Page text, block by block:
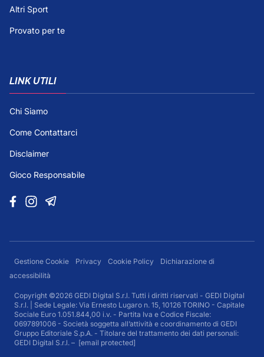
Altri Sport
Provato per te
LINK UTILI
Chi Siamo
Come Contattarci
Disclaimer
Gioco Responsabile
Gestione Cookie Privacy Cookie Policy
Dichiarazione di
accessibilità
Copyright ©2026 GEDI Digital S.r.l. Tutti i diritti riservati - GEDI Digital
S.r.l. | Sede Legale: Via Ernesto Lugaro n. 15, 10126 TORINO - Capitale
Sociale Euro 1.051.844,00 i.v. - Partita Iva e Codice Fiscale:
0697891006 - Società soggetta all’attività e coordinamento di GEDI
Gruppo Editoriale S.p.A. - Titolare del trattamento dei dati personali:
GEDI Digital S.r.l. – [email protected]